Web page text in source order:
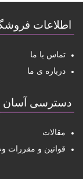
اطلاعات
تماس با ما
درباره ی ما
دسترسی آسان
مقالات
قوانین و مقررات